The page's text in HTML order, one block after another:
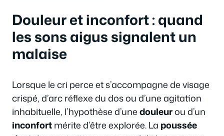
Douleur et inconfort : quand
les sons aigus signalent un
malaise
Lorsque le cri perce et s’accompagne de visage
crispé, d’arc réflexe du dos ou d’une agitation
inhabituelle, l’hypothèse d’unedouleurou d’un
inconfortmérite d’être explorée. La poussée